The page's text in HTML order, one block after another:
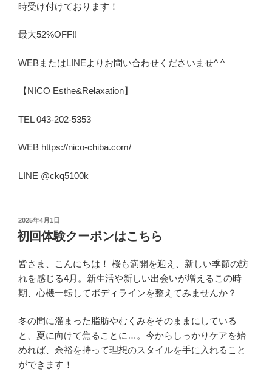
時受け付けております！
最大52%OFF!!
WEBまたはLINEよりお問い合わせくださいませ^ ^
【NICO Esthe&Relaxation】
TEL 043-202-5353
WEB https://nico-chiba.com/
LINE @ckq5100k
投
稿
日:
2025年4月1日
初回体験クーポンはこちら
皆さま、こんにちは！ 桜も満開を迎え、新しい季節の訪
れを感じる4月。新生活や新しい出会いが増えるこの時
期、心機一転してボディラインを整えてみませんか？
冬の間に溜まった脂肪やむくみをそのままにしている
と、夏に向けて焦ることに…。今からしっかりケアを始
めれば、余裕を持って理想のスタイルを手に入れること
ができます！